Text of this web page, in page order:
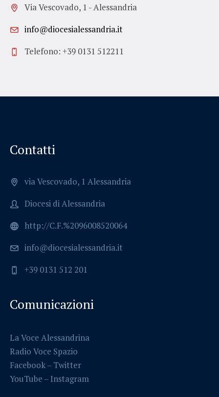
Via Vescovado, 1 - Alessandria
info@diocesialessandria.it
Telefono: +39 0131 512211
Contatti
via Vescovado, 1 Alessandria
Diocesi di Alessandria
http://C.F.%2096008520064
info@diocesialessandria.it
+39 0131 512 201
Comunicazioni
La Voce Alessandrina
Radio Voce Spazio
Facebook– Twitter
YouTube – Instagram